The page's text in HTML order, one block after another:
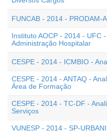
FUNCAB - 2014 - PRODAM-
Instituto AOCP - 2014 - UFC
Administração Hospitalar
CESPE - 2014 - ICMBIO -
CESPE - 2014 - ANTAQ -
Área de Formação
CESPE - 2014 - TC-DF -
Serviços
VUNESP - 2014 - SP-